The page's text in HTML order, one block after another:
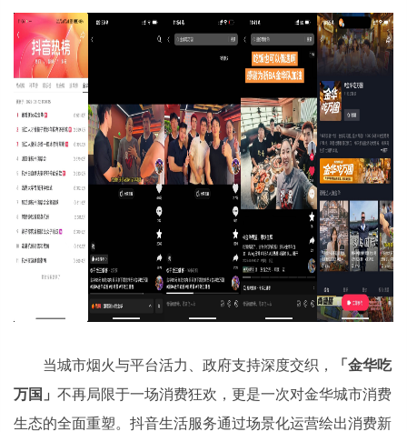
当城市烟火与平台活力、政府支持深度交织，
「金华吃
万国」 不再局限于一场消费狂欢，更是一次对金华城市消费
生态的全面重塑。抖音生活服务通过场景化运营绘出消费新